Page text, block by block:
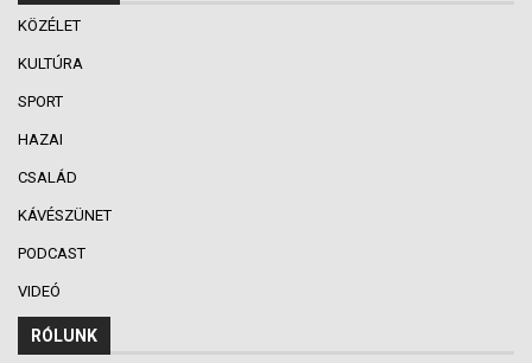
KÖZÉLET
KULTÚRA
SPORT
HAZAI
CSALÁD
KÁVÉSZÜNET
PODCAST
VIDEÓ
RÓLUNK